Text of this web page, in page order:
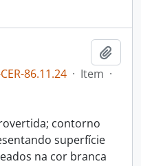
86.11.24 · Item ·
contorno
superfície
na cor branca